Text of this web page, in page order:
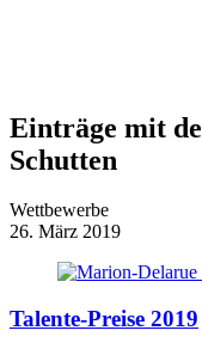
Einträge mit
Schutten
Wettbewerbe
26. März 2019
Talente-Preise 2019